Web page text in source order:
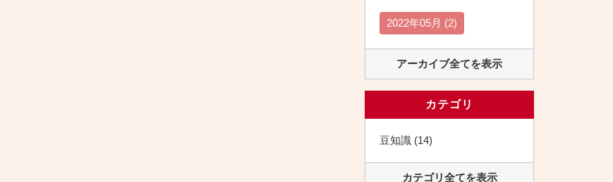
2022年05月 (2)
アーカイブ全てを表示
カテゴリ
豆知識 (14)
カテゴリ全てを表示